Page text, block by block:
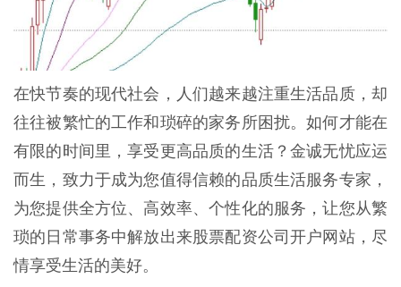
在快节奏的现代社会，人们越来越注重生活品质，却
往往被繁忙的工作和琐碎的家务所困扰。如何才能在
有限的时间里，享受更高品质的生活？金诚无忧应运
而生，致力于成为您值得信赖的品质生活服务专家，
为您提供全方位、高效率、个性化的服务，让您从繁
琐的日常事务中解放出来股票配资公司开户网站，尽
情享受生活的美好。